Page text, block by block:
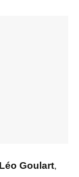
Léo Goulart,